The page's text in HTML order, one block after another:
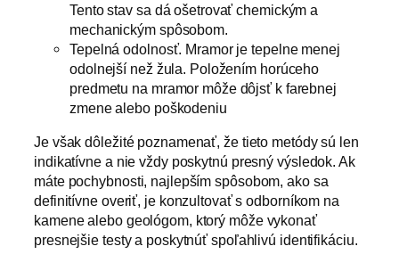
Tento stav sa dá ošetrovať chemickým a
mechanickým spôsobom.
Tepelná odolnosť. Mramor je tepelne menej
odolnejší než žula. Položením horúceho
predmetu na mramor môže dôjsť k farebnej
zmene alebo poškodeniu
Je však dôležité poznamenať, že tieto metódy sú len
indikatívne a nie vždy poskytnú presný výsledok. Ak
máte pochybnosti, najlepším spôsobom, ako sa
definitívne overiť, je konzultovať s odborníkom na
kamene alebo geológom, ktorý môže vykonať
presnejšie testy a poskytnúť spoľahlivú identifikáciu.